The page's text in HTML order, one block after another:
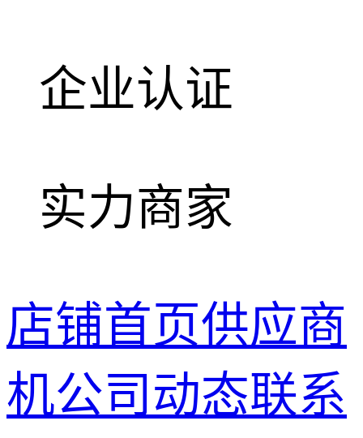
企业认证
实力商家
店铺首页供应商
机公司动态联系